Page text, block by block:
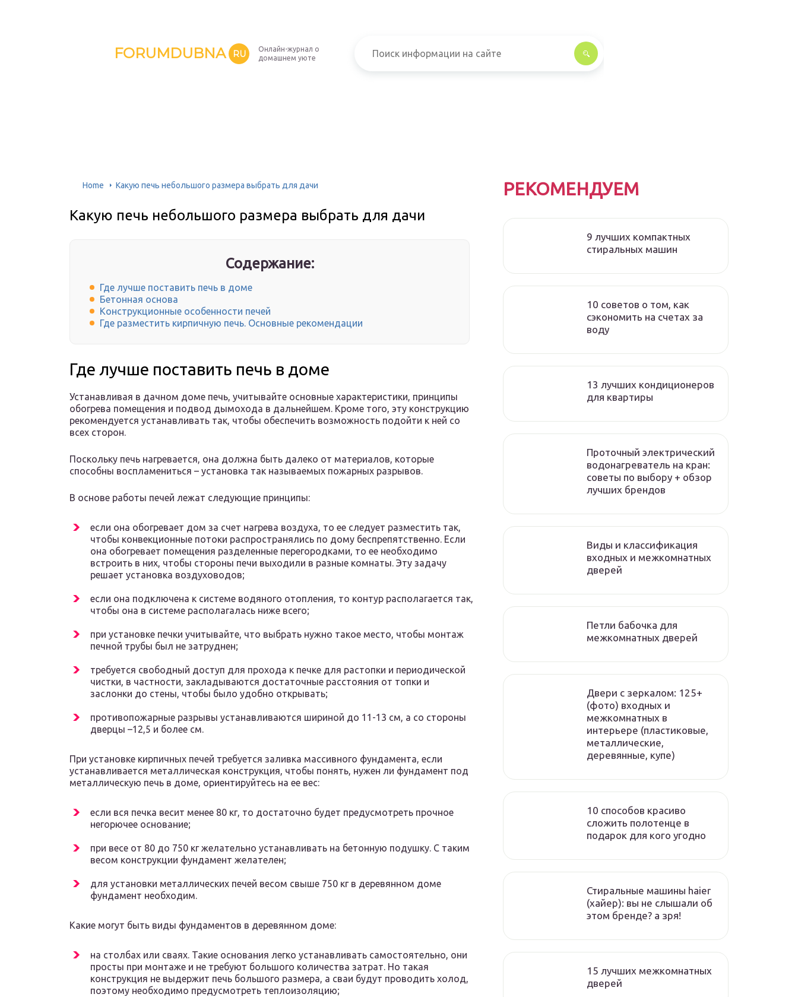
FORUMDUBNA RU
Онлайн-журнал о
домашнем уюте
Home Какую печь небольшого размера выбрать для дачи
Какую печь небольшого размера выбрать для дачи
Содержание:
Где лучше поставить печь в доме
Бетонная основа
Конструкционные особенности печей
Где разместить кирпичную печь. Основные рекомендации
Где лучше поставить печь в доме
Устанавливая в дачном доме печь, учитывайте основные характеристики, принципы
обогрева помещения и подвод дымохода в дальнейшем. Кроме того, эту конструкцию
рекомендуется устанавливать так, чтобы обеспечить возможность подойти к ней со
всех сторон.
Поскольку печь нагревается, она должна быть далеко от материалов, которые
способны воспламениться – установка так называемых пожарных разрывов.
В основе работы печей лежат следующие принципы:
если она обогревает дом за счет нагрева воздуха, то ее следует разместить так,
чтобы конвекционные потоки распространялись по дому беспрепятственно. Если
она обогревает помещения разделенные перегородками, то ее необходимо
встроить в них, чтобы стороны печи выходили в разные комнаты. Эту задачу
решает установка воздуховодов;
если она подключена к системе водяного отопления, то контур располагается так,
чтобы она в системе располагалась ниже всего;
при установке печки учитывайте, что выбрать нужно такое место, чтобы монтаж
печной трубы был не затруднен;
требуется свободный доступ для прохода к печке для растопки и периодической
чистки, в частности, закладываются достаточные расстояния от топки и
заслонки до стены, чтобы было удобно открывать;
противопожарные разрывы устанавливаются шириной до 11-13 см, а со стороны
дверцы –12,5 и более см.
При установке кирпичных печей требуется заливка массивного фундамента, если
устанавливается металлическая конструкция, чтобы понять, нужен ли фундамент под
металлическую печь в доме, ориентируйтесь на ее вес:
если вся печка весит менее 80 кг, то достаточно будет предусмотреть прочное
негорючее основание;
при весе от 80 до 750 кг желательно устанавливать на бетонную подушку. С таким
весом конструкции фундамент желателен;
для установки металлических печей весом свыше 750 кг в деревянном доме
фундамент необходим.
Какие могут быть виды фундаментов в деревянном доме:
на столбах или сваях. Такие основания легко устанавливать самостоятельно, они
просты при монтаже и не требуют большого количества затрат. Но такая
конструкция не выдержит печь большого размера, а сваи будут проводить холод,
поэтому необходимо предусмотреть теплоизоляцию;
РЕКОМЕНДУЕМ
9 лучших компактных
стиральных машин
10 советов о том, как
сэкономить на счетах за
воду
13 лучших кондиционеров
для квартиры
Проточный электрический
водонагреватель на кран:
советы по выбору + обзор
лучших брендов
Виды и классификация
входных и межкомнатных
дверей
Петли бабочка для
межкомнатных дверей
Двери с зеркалом: 125+
(фото) входных и
межкомнатных в
интерьере (пластиковые,
металлические,
деревянные, купе)
10 способов красиво
сложить полотенце в
подарок для кого угодно
Стиральные машины haier
(хайер): вы не слышали об
этом бренде? а зря!
15 лучших межкомнатных
дверей